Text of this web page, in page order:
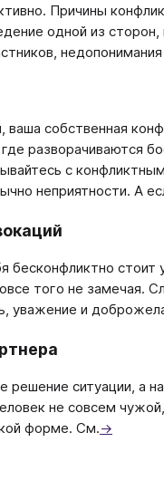
Причины
одной из
собственная
разворачиваются
с
неприятности. А
того не замечая.
уважение и
ситуации, а
не совсем
форме. См.→